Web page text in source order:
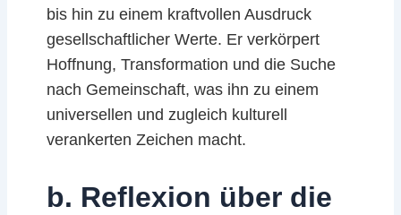
bis hin zu einem kraftvollen Ausdruck
gesellschaftlicher Werte. Er verkörpert
Hoffnung, Transformation und die Suche
nach Gemeinschaft, was ihn zu einem
universellen und zugleich kulturell
verankerten Zeichen macht.
b. Reflexion über die